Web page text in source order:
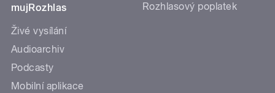
mujRozhlas
Živé vysílání
Audioarchiv
Podcasty
Mobilní aplikace
Rozhlasový poplatek